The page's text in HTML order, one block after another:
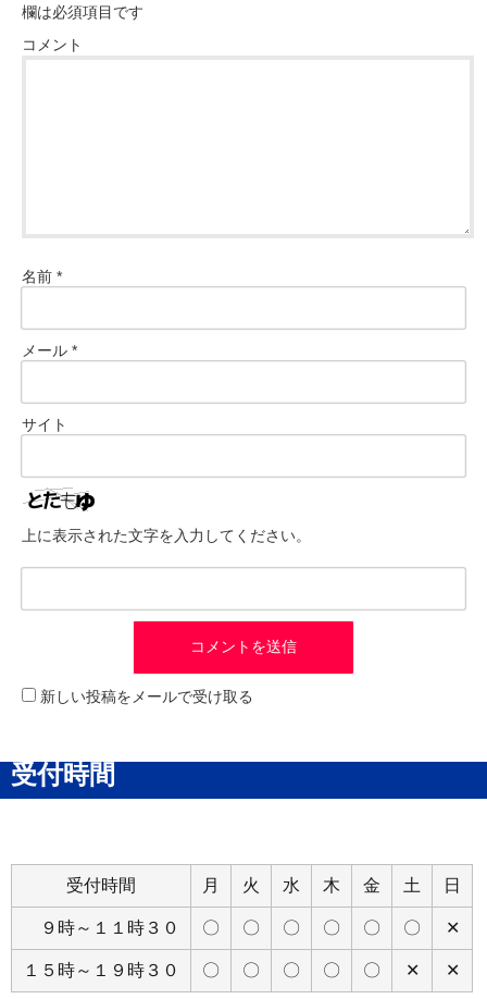
欄は必須項目です
コメント
名前 *
メール *
サイト
上に表示された文字を入力してください。
新しい投稿をメールで受け取る
受付時間
受付時間 月 火 水 木 金 土 日
９時～１１時３０ 〇 〇 〇 〇 〇 〇 ✕
１５時～１９時３０ 〇 〇 〇 〇 〇 ✕ ✕